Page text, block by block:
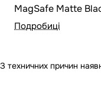
MagSafe Matte
Подробиці
З техничних причин